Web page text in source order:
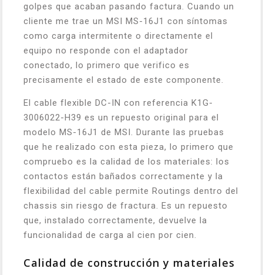
golpes que acaban pasando factura. Cuando un
cliente me trae un MSI MS-16J1 con síntomas
como carga intermitente o directamente el
equipo no responde con el adaptador
conectado, lo primero que verifico es
precisamente el estado de este componente.
El cable flexible DC-IN con referencia K1G-
3006022-H39 es un repuesto original para el
modelo MS-16J1 de MSI. Durante las pruebas
que he realizado con esta pieza, lo primero que
compruebo es la calidad de los materiales: los
contactos están bañados correctamente y la
flexibilidad del cable permite Routings dentro del
chassis sin riesgo de fractura. Es un repuesto
que, instalado correctamente, devuelve la
funcionalidad de carga al cien por cien.
Calidad de construcción y materiales